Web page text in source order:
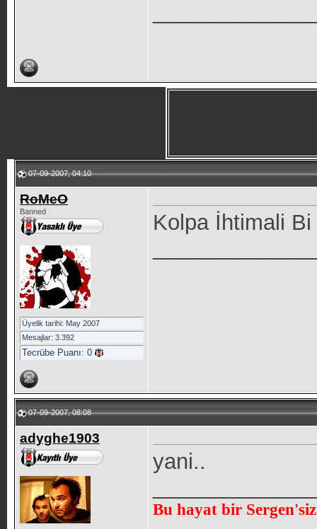
07-09-2007, 04:10
RoMeO
Banned
Üyelik tarihi: May 2007
Mesajlar: 3.392
Tecrübe Puanı: 0
Kolpa İhtimali
07-09-2007, 08:08
adyghe1903
yani..
Bu hayat bir